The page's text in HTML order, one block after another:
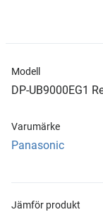
Modell
DP-UB9000EG1
Varumärke
Panasonic
Jämför produkt